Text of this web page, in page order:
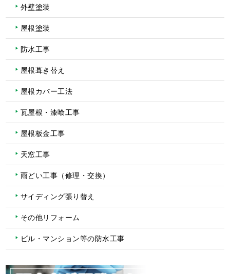
外壁塗装
屋根塗装
防水工事
屋根葺き替え
屋根カバー工法
瓦屋根・漆喰工事
屋根板金工事
天窓工事
雨どい工事（修理・交換）
サイディング張り替え
その他リフォーム
ビル・マンション等の防水工事